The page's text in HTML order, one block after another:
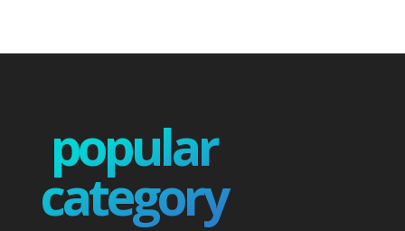
popular
category